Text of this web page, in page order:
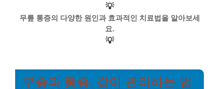
💡
무릎 통증의 다양한 원인과 효과적인 치료법을 알아보세
요.
💡
부종과 통증, 같이 관리하는 법